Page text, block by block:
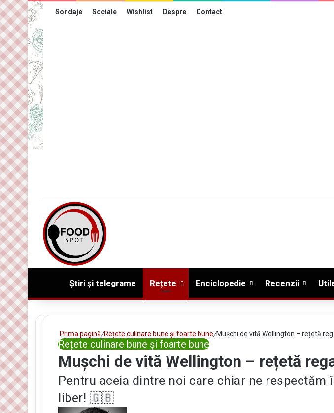
Sondaje Sociale Wishlist Despre Contact
Prima pagină
Știri și telegrame Rețete Enciclopedie Recenzii
Prima pagină/Rețete culinare bune și foarte bune/Mușchi de vită Wellington – rețetă
Rețete culinare bune și foarte bune
Mușchi de vită Wellington – rețetă
Pentru aceia dintre noi care chiar ne respectăm
liber! 🇬🇧